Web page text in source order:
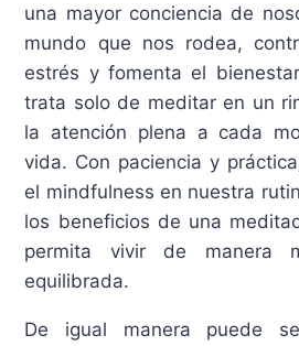
una mayor conciencia de
mundo que nos rodea,
estrés y fomenta el
trata solo de meditar en un
la atención plena a cada
vida. Con paciencia y
el mindfulness en nuestra
los beneficios de una
permita vivir de manera
equilibrada.
De igual manera puede